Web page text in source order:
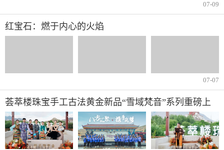
07-09
红宝石：燃于内心的火焰
07-07
荟萃楼珠宝手工古法黄金新品“雪域梵音”系列重磅上
市